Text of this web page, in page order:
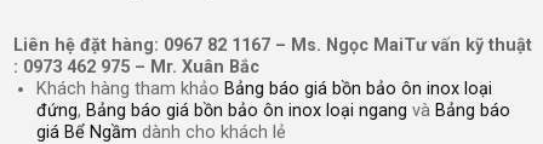
Liên hệ đặt hàng: 0967 82 1167 – Ms. Ngọc MaiTư vấn kỹ thuật
: 0973 462 975 – Mr. Xuân Bắc
Khách hàng tham khảo Bảng báo giá bồn bảo ôn inox loại
đứng, Bảng báo giá bồn bảo ôn inox loại ngang và Bảng báo
giá Bể Ngầm dành cho khách lẻ